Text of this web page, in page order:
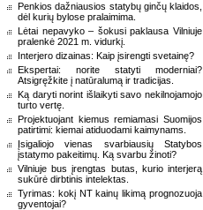
Penkios dažniausios statybų ginčų klaidos,
dėl kurių bylose pralaimima.
Lėtai nepavyko – šokusi paklausa Vilniuje
pralenkė 2021 m. vidurkį.
Interjero dizainas: Kaip įsirengti svetainę?
Ekspertai: norite statyti moderniai?
Atsigręžkite į natūralumą ir tradicijas.
Ką daryti norint išlaikyti savo nekilnojamojo
turto vertę.
Projektuojant kiemus remiamasi Suomijos
patirtimi: kiemai atiduodami kaimynams.
Įsigaliojo vienas svarbiausių Statybos
įstatymo pakeitimų. Ką svarbu žinoti?
Vilniuje bus įrengtas butas, kurio interjerą
sukūrė dirbtinis intelektas.
Tyrimas: kokį NT kainų likimą prognozuoja
gyventojai?